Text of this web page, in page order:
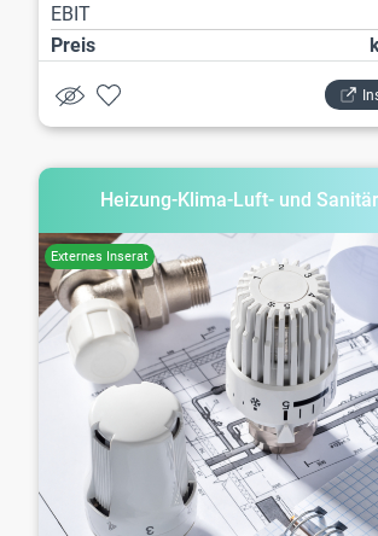
EBIT
Preis
Heizung-Klima-Luft- und